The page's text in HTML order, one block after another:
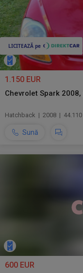
1.150 EUR
Chevrolet Spark
Hatchback | 2008 |
Sună
600 EUR